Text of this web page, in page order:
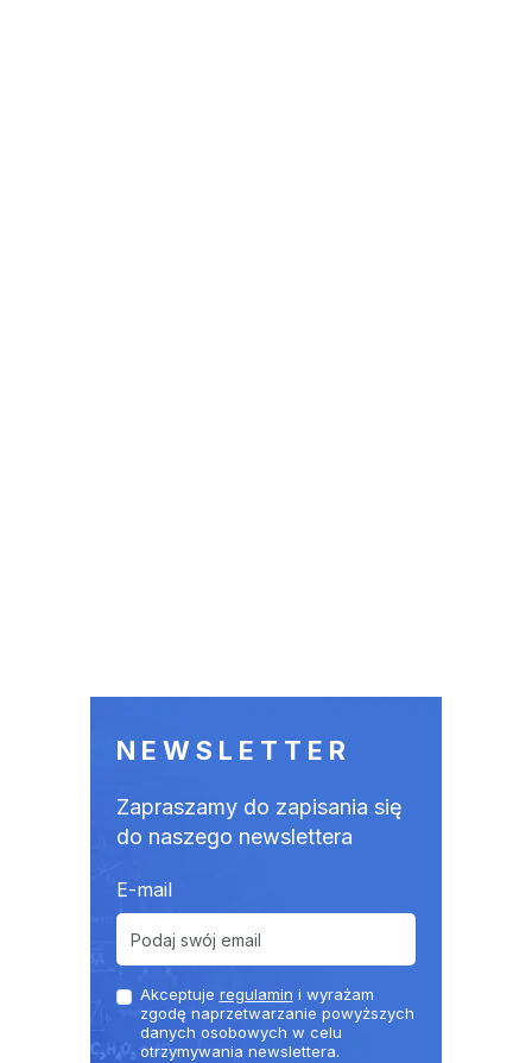
NEWSLETTER
Zapraszamy do zapisania się
do naszego newslettera
E-mail
Akceptuje regulamin i wyrażam
zgodę naprzetwarzanie powyższych
danych osobowych w celu
otrzymywania newslettera.